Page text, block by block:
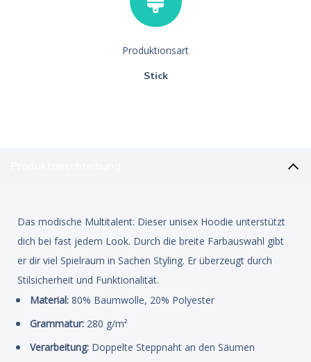
Produktionsart
Stick
Das modische Multitalent: Dieser unisex Hoodie unterstützt
dich bei fast jedem Look. Durch die breite Farbauswahl gibt
er dir viel Spielraum in Sachen Styling. Er überzeugt durch
Stilsicherheit und Funktionalität.
Material: 80% Baumwolle, 20% Polyester
Grammatur: 280 g/m²
Verarbeitung: Doppelte Steppnaht an den Säumen